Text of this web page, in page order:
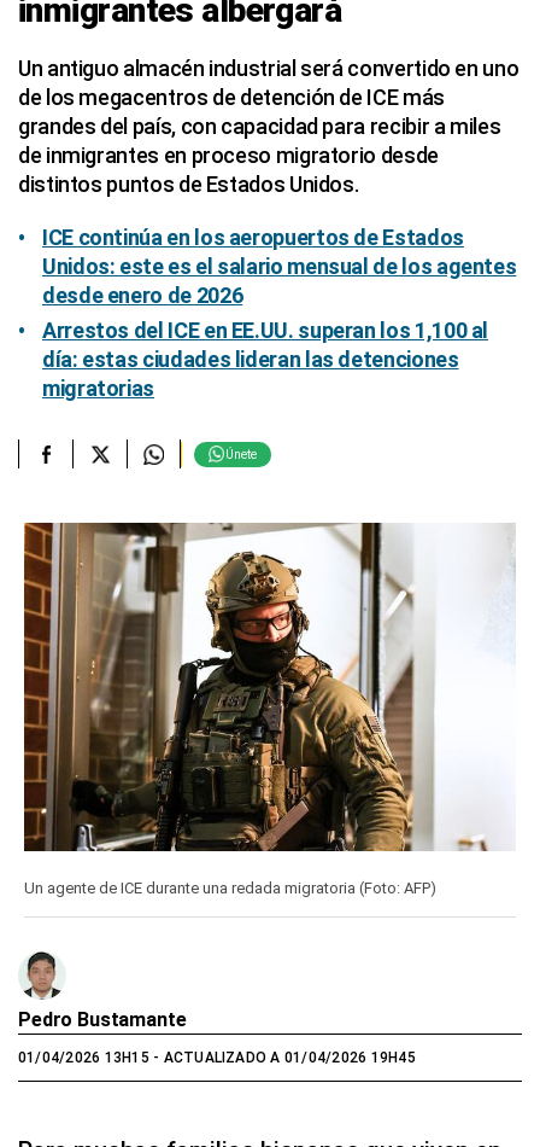
inmigrantes albergará
Un antiguo almacén industrial será convertido en uno
de los megacentros de detención de ICE más
grandes del país, con capacidad para recibir a miles
de inmigrantes en proceso migratorio desde
distintos puntos de Estados Unidos.
ICE continúa en los aeropuertos de Estados
Unidos: este es el salario mensual de los agentes
desde enero de 2026
Arrestos del ICE en EE.UU. superan los 1,100 al
día: estas ciudades lideran las detenciones
migratorias
Únete
Un agente de ICE durante una redada migratoria (Foto: AFP)
Pedro Bustamante
01/04/2026 13H15 - ACTUALIZADO A 01/04/2026 19H45